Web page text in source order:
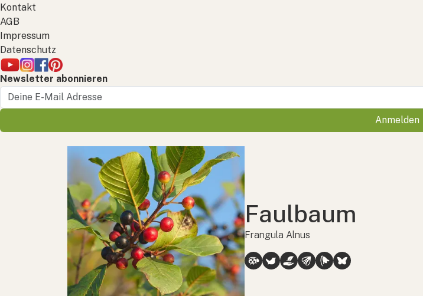
Kontakt
AGB
Impressum
Datenschutz
Newsletter abonnieren
Anmelden
Faulbaum
Frangula Alnus